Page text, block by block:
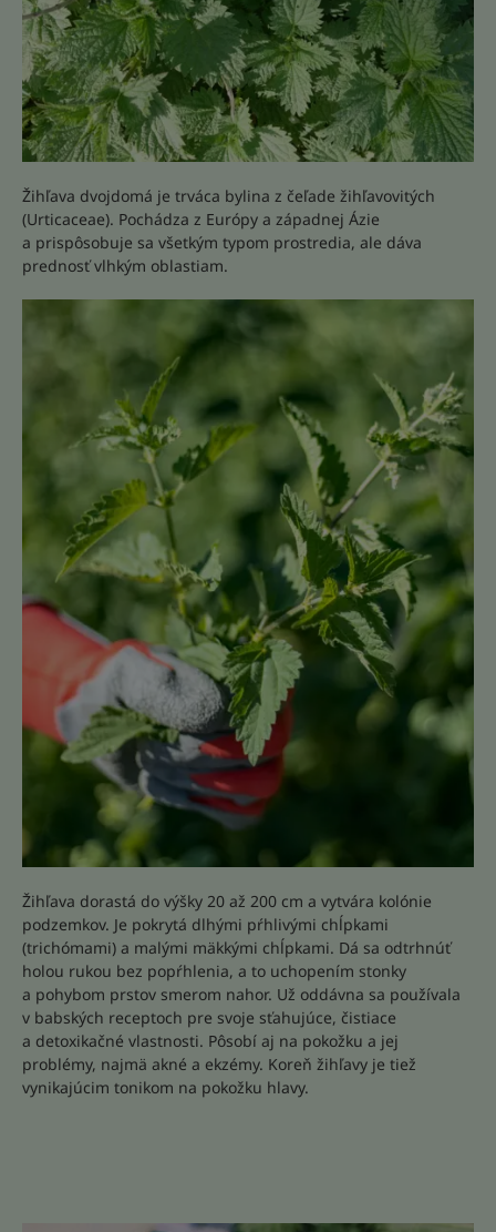
Žihľava dvojdomá je trváca bylina z čeľade žihľavovitých
(Urticaceae). Pochádza z Európy a západnej Ázie
a prispôsobuje sa všetkým typom prostredia, ale dáva
prednosť vlhkým oblastiam.
Žihľava dorastá do výšky 20 až 200 cm a vytvára kolónie
podzemkov. Je pokrytá dlhými pŕhlivými chĺpkami
(trichómami) a malými mäkkými chĺpkami. Dá sa odtrhnúť
holou rukou bez popŕhlenia, a to uchopením stonky
a pohybom prstov smerom nahor. Už oddávna sa používala
v babských receptoch pre svoje sťahujúce, čistiace
a detoxikačné vlastnosti. Pôsobí aj na pokožku a jej
problémy, najmä akné a ekzémy. Koreň žihľavy je tiež
vynikajúcim tonikom na pokožku hlavy.